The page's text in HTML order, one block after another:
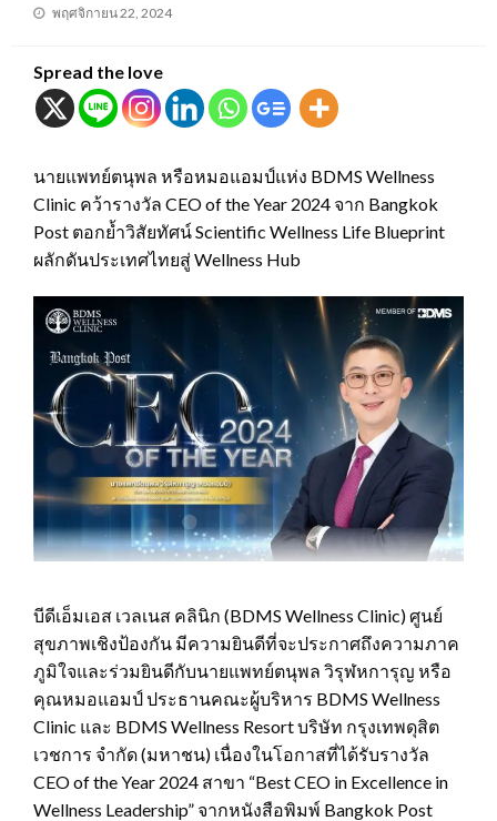
Posted
พฤศจิกายน 22, 2024
Spread the love
นายแพทย์ตนุพล หรือหมอแอมป์แห่ง BDMS Wellness
Clinic คว้ารางวัล CEO of the Year 2024 จาก Bangkok
Post ตอกย้ำวิสัยทัศน์ Scientific Wellness Life Blueprint
ผลักดันประเทศไทยสู่ Wellness Hub
บีดีเอ็มเอส เวลเนส คลินิก (BDMS Wellness Clinic) ศูนย์
สุขภาพเชิงป้องกัน มีความยินดีที่จะประกาศถึงความภาค
ภูมิใจและร่วมยินดีกับนายแพทย์ตนุพล วิรุฬหการุญ หรือ
คุณหมอแอมป์ ประธานคณะผู้บริหาร BDMS Wellness
Clinic และ BDMS Wellness Resort บริษัท กรุงเทพดุสิต
เวชการ จำกัด (มหาชน) เนื่องในโอกาสที่ได้รับรางวัล
CEO of the Year 2024 สาขา “Best CEO in Excellence in
Wellness Leadership” จากหนังสือพิมพ์ Bangkok Post